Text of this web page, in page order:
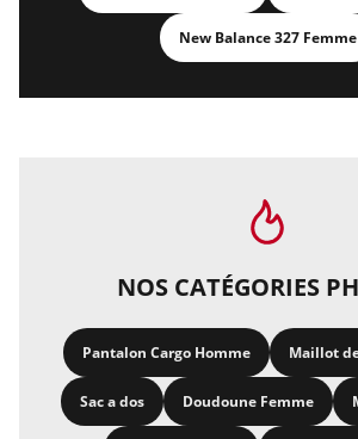
New Balance 327 Femme
NOS CATÉGORIES
Pantalon Cargo Homme Maillot
Sac a dos Doudoune Femme